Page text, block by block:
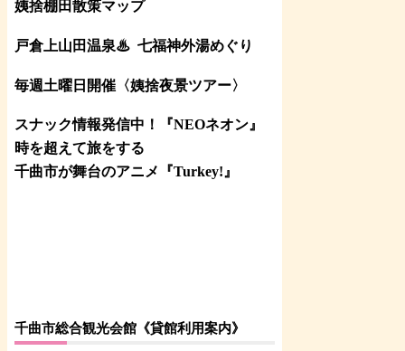
姨捨棚田散策マップ
戸倉上山田温泉♨ 七福神外湯めぐり
毎週土曜日開催〈姨捨夜景ツアー〉
スナック情報発信中！『NEOネオン』
時を超えて旅をする
千曲市が舞台のアニメ『Turkey!』
千曲市総合観光会館《貸館利用案内》